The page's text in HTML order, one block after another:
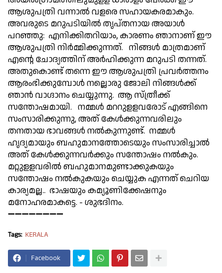
ആശുപത്രി വന്നാല്‍ വളരെ സഹായകരമാകും.
അവരുടെ മറുപടിയില്‍ തൃപ്തനായ അയാള്‍
പറഞ്ഞു: എനിക്കിതറിയാം, കാരണം ഞാനാണ് ഈ
ആശുപത്രി നിര്‍മ്മിക്കുന്നത്. നിങ്ങള്‍ മാത്രമാണ്
എന്റെ ചോദ്യത്തിന് അര്‍ഹിക്കുന്ന മറുപടി തന്നത്.
അതുകൊണ്ട് തന്നെ ഈ ആശുപത്രി പ്രവര്‍ത്തനം
ആരംഭിക്കുമ്പോള്‍ നല്ലൊരു ജോലി നിങ്ങള്‍ക്ക്
ഞാന്‍ വാഗ്ദാനം ചെയ്യുന്നു. ആ സ്ത്രീക്ക്
സന്തോഷമായി. നമ്മള്‍ മററുളളവരോട് എങ്ങിനെ
സംസാരിക്കുന്നു, അത് കേള്‍ക്കുന്നവരിലും
തനതായ ഭാവങ്ങള്‍ നല്‍കുന്നുണ്ട്. നമ്മള്‍
ഹൃദ്യമായും ബഹുമാനത്തോടെയും സംസാരിച്ചാല്‍
അത് കേള്‍ക്കുന്നവര്‍ക്കും സന്തോഷം നല്‍കും.
മറ്റുളളവരില്‍ ബഹുമാനമുണ്ടാക്കുകയും
സന്തോഷം നല്‍കുകയും ചെയ്യുക എന്നത് ചെറിയ
കാര്യമല്ല.. ഭാഷയും കമ്യൂണിക്കേഷനും
മനോഹരമാകട്ടെ. - ശുഭദിനം.
➖➖➖➖➖➖➖➖
Tags: KERALA
Facebook